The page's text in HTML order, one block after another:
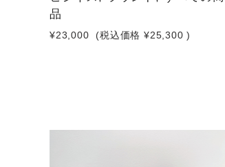
品
¥23,000 (税込価格 ¥25,300 )